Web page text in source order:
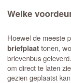
Welke
Hoewel de meeste
briefplaattonen,
brievenbus
om direct te laten
gezien geplaatst